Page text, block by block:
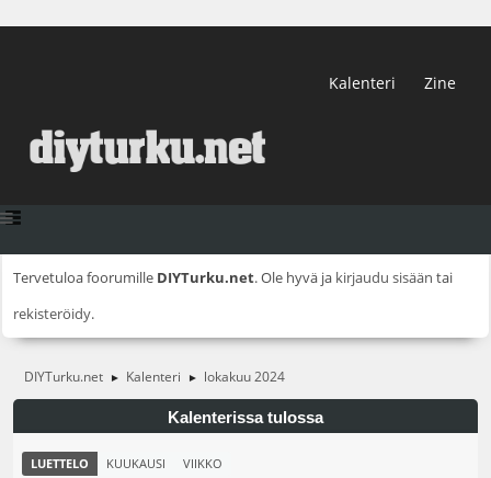
Kalenteri Zine
Tervetuloa foorumille DIYTurku.net. Ole hyvä ja kirjaudu sisään tai
rekisteröidy.
DIYTurku.net ► Kalenteri ► lokakuu 2024
Kalenterissa tulossa
LUETTELO KUUKAUSI VIIKKO